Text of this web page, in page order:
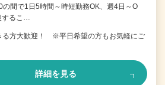
間で1日5時間～時短勤務OK、週4日～O
るこ…
る方大歓迎！ ※平日希望の方もお気軽にご
詳細を見る